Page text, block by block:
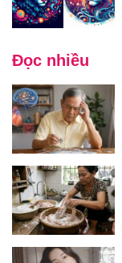
Đọc nhiều